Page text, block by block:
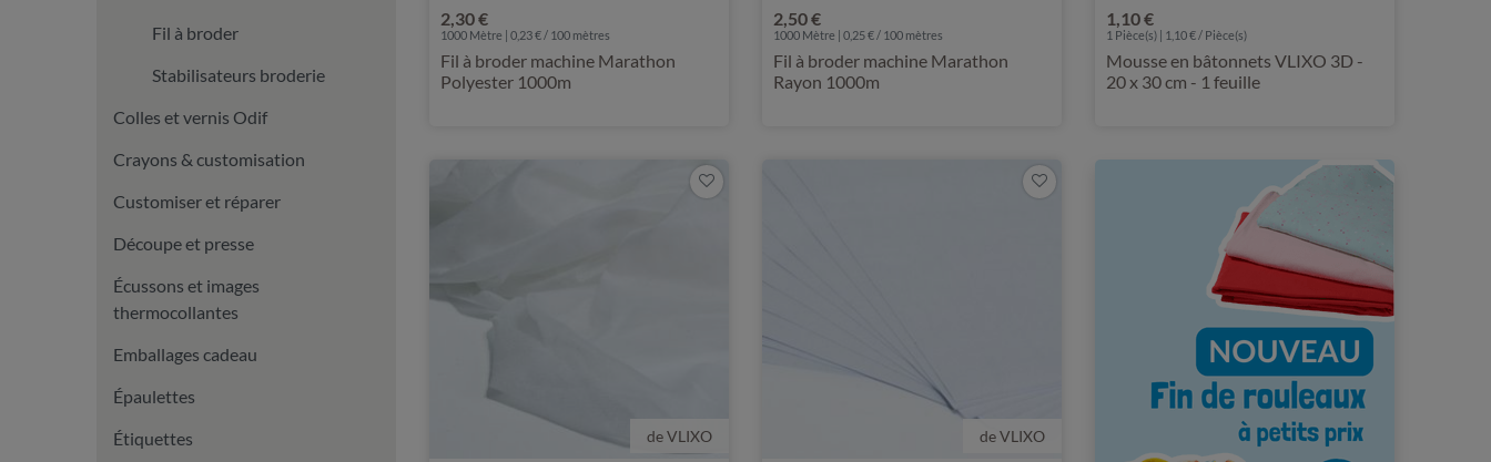
Fil à broder
Stabilisateurs broderie
Colles et vernis Odif
Crayons & customisation
Customiser et réparer
Découpe et presse
Écussons et images
thermocollantes
Emballages cadeau
Épaulettes
Étiquettes
2,30 €
1000 Mètre | 0,23 € / 100 mètres
Fil à broder machine Marathon
Polyester 1000m
2,50 €
1000 Mètre | 0,25 € / 100 mètres
Fil à broder machine Marathon
Rayon 1000m
1,10 €
1 Pièce(s) | 1,10 € / Pièce(s)
Mousse en bâtonnets VLIXO 3D -
20 x 30 cm - 1 feuille
de VLIXO de VLIXO